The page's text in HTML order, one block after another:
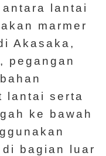
lantai
marmer
Akasaka,
pegangan
lantai serta
ke bawah
bagian luar